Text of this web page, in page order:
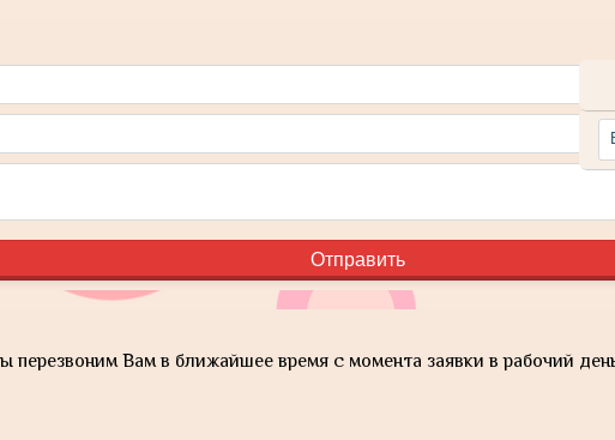
Вам в ближайшее время с момента заявки в рабочий